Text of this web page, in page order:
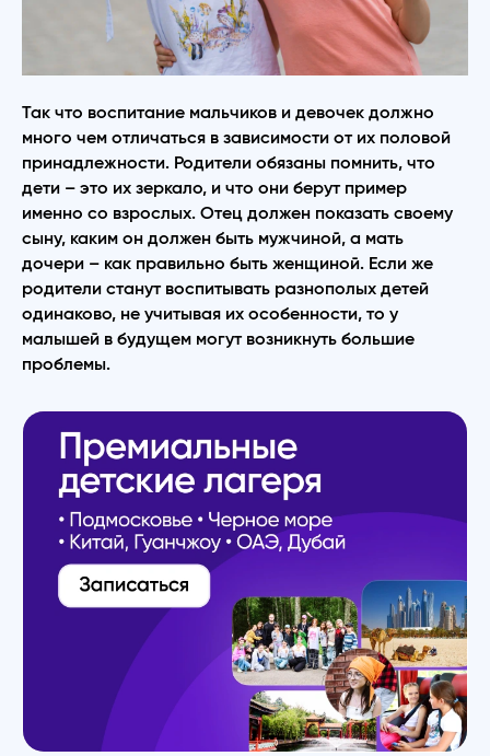
Так что воспитание мальчиков и девочек должно
много чем отличаться в зависимости от их половой
принадлежности. Родители обязаны помнить, что
дети – это их зеркало, и что они берут пример
именно со взрослых. Отец должен показать своему
сыну, каким он должен быть мужчиной, а мать
дочери – как правильно быть женщиной. Если же
родители станут воспитывать разнополых детей
одинаково, не учитывая их особенности, то у
малышей в будущем могут возникнуть большие
проблемы.